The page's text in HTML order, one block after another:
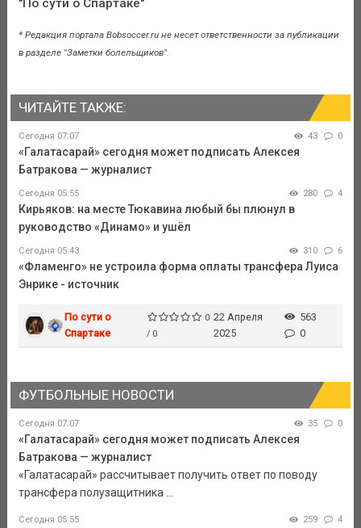
"По сути о Спартаке"
* Редакция портала Bobsoccer.ru не несет ответственности за публикации
в разделе "Заметки болельщиков".
ЧИТАЙТЕ ТАКЖЕ:
Сегодня 07:07 43 0
«Галатасарай» сегодня может подписать Алексея
Батракова — журналист
Сегодня 05:55 280 4
Кирьяков: на месте Тюкавина любый бы плюнул в
руководство «Динамо» и ушёл
Сегодня 05:43 310 6
«Фламенго» не устроила форма оплаты трансфера Луиса
Энрике - источник
По сути о
Спартаке
0
/ 0
22 Апреля
2025
563
0
ФУТБОЛЬНЫЕ НОВОСТИ
Сегодня 07:07 35 0
«Галатасарай» сегодня может подписать Алексея
Батракова — журналист
«Галатасарай» рассчитывает получить ответ по поводу
трансфера полузащитника ...
Сегодня 05:55 259 4